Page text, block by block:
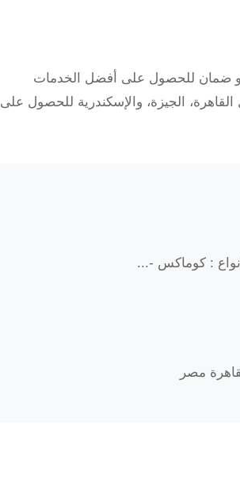
ضمان للحصول على أفضل الخدمات
الجيزة، والإسكندرية للحصول على
: كوماكس -...